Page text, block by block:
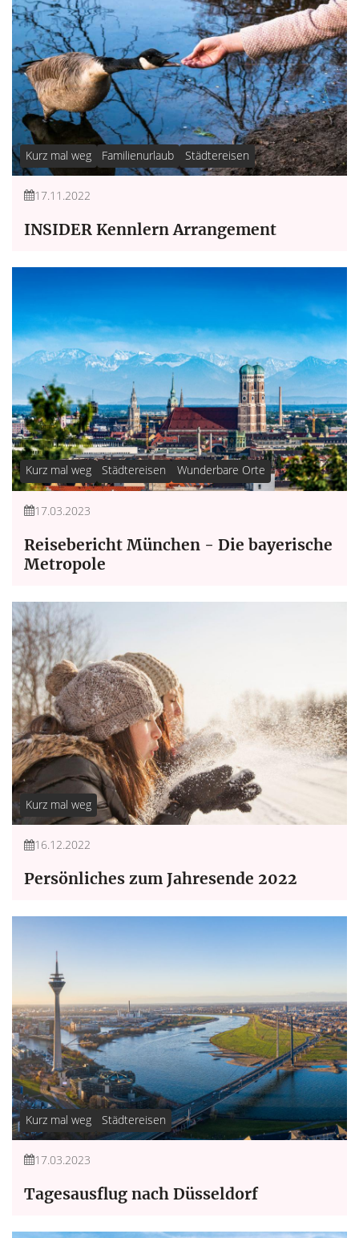
Kurz mal weg Familienurlaub Städtereisen
17.11.2022
INSIDER Kennlern Arrangement
Kurz mal weg Städtereisen Wunderbare Orte
17.03.2023
Reisebericht München - Die bayerische
Metropole
Kurz mal weg
16.12.2022
Persönliches zum Jahresende 2022
Kurz mal weg Städtereisen
17.03.2023
Tagesausflug nach Düsseldorf